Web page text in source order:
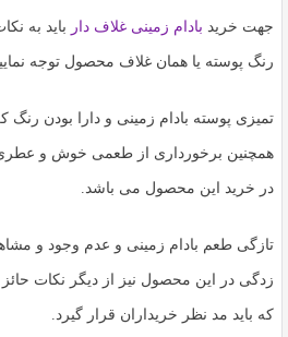
جهت خرید بادام زمینی غلاف دار باید به
رنگ پوسته یا همان غلاف محصول توجه
تمیزی پوسته بادام زمینی و دارا بودن
همچنین برخورداری از طعمی خوش و عطری
در خرید این محصول می باشد.
تازگی طعم بادام زمینی و عدم وجود و
زدگی در این محصول نیز از دیگر نکات
که باید مد نظر خریداران قرار گیرد.